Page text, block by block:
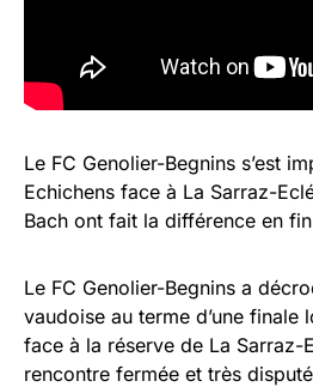
Le FC Genolier-Begnins s’est
Echichens face à La Sarraz-
Bach ont fait la différence en
Le FC Genolier-Begnins a
vaudoise au terme d’une finale
face à la réserve de La Sarraz-
rencontre fermée et très